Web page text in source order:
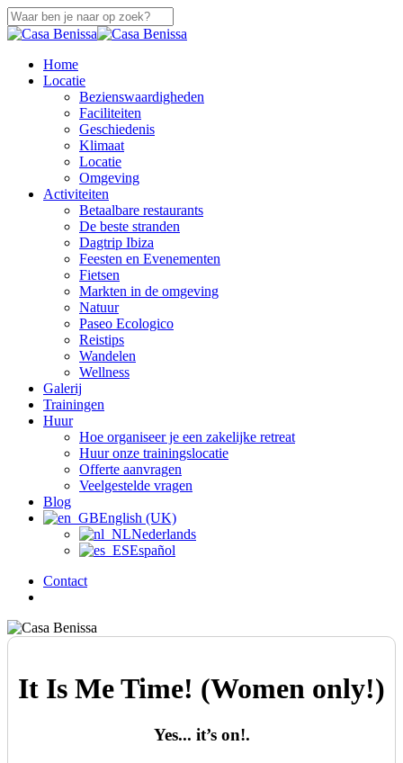
Skip
to
content
Close
search
Menu
Home
Locatie
Bezienswaardigheden
Faciliteiten
Geschiedenis
Klimaat
Locatie
Omgeving
Activiteiten
Betaalbare restaurants
De beste stranden
Dagtrip Ibiza
Feesten en Evenementen
Fietsen
Markten in de omgeving
Natuur
Paseo Ecologico
Reistips
Wandelen
Wellness
Galerij
Trainingen
Huur
Hoe organiseer je een zakelijke retreat
Huur onze trainingslocatie
Offerte aanvragen
Veelgestelde vragen
Blog
English (UK)
Nederlands
Español
Contact
It Is Me Time! (Women only!)
Yes... it’s on!.